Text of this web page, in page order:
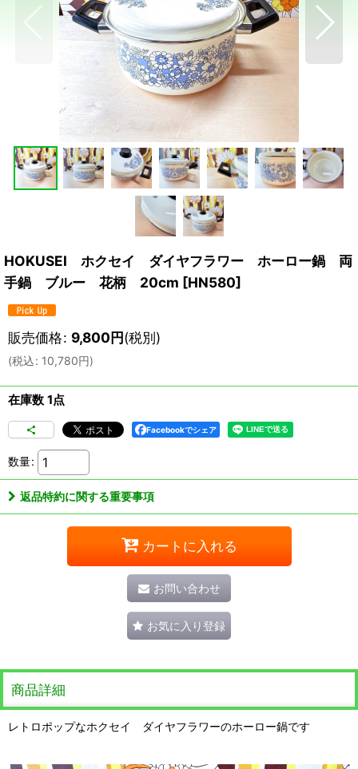
HOKUSEI ホクセイ ダイヤフラワー ホーロー鍋 両
手鍋 ブルー 花柄 20cm [HN580]
販売価格: 9,800円(税別)
(税込: 10,780円)
在庫数 1点
Facebookでシェア
数量:
返品特約に関する重要事項
カートに入れる
お問い合わせ
お気に入り登録
商品詳細
レトロポップなホクセイ ダイヤフラワーのホーロー鍋です